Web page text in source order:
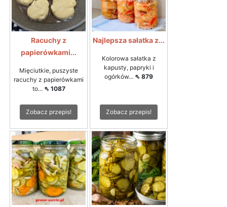
Racuchy z
papierówkami...
Mięciutkie, puszyste
racuchy z papierówkami
to... ⇖ 1087
Zobacz przepis!
Najlepsza sałatka z...
Kolorowa sałatka z
kapusty, papryki i
ogórków... ⇖ 879
Zobacz przepis!